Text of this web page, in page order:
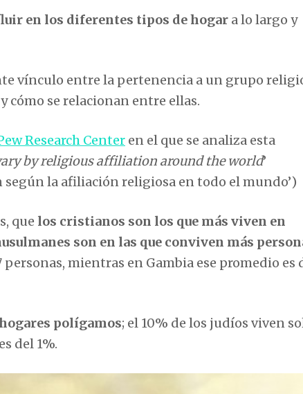
en los diferentes tipos de hogar a lo largo y
vínculo entre la pertenencia a un grupo
cómo se relacionan entre ellas.
Research Center en el que se analiza esta
by religious affiliation around the world’
según la afiliación religiosa en todo el mundo’)
que los cristianos son los que más viven en
son en las que conviven más
mientras en Gambia ese promedio es
polígamos; el 10% de los judíos viven
del 1%.